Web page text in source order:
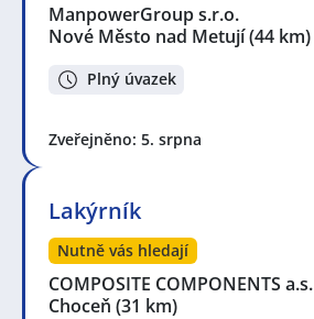
ManpowerGroup s.r.o.
Nové Město nad Metují(44 km)
Plný úvazek
Zveřejněno: 5. srpna
Lakýrník
Nutně vás hledají
COMPOSITE COMPONENTS a.s.
Choceň (31 km)